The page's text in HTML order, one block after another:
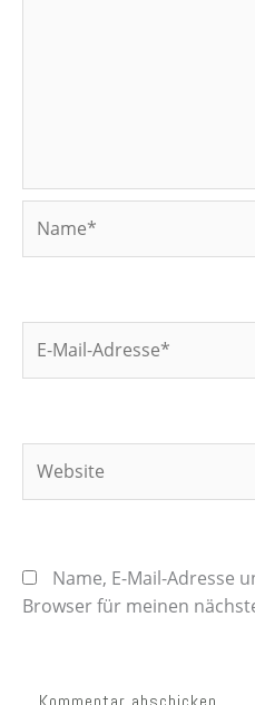
Mail-
Name, E-Mail-Adresse
Browser für meinen